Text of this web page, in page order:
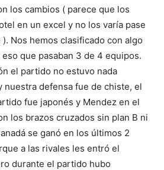
los cambios ( parece que los
en un excel y no los varía pase
). Nos hemos clasificado con algo
que pasaban 3 de 4 equipos.
el partido no estuvo nada
nuestra defensa fue de chiste, el
fue japonés y Mendez en el
los brazos cruzados sin plan B ni
se ganó en los últimos 2
a las rivales les entró el
durante el partido hubo